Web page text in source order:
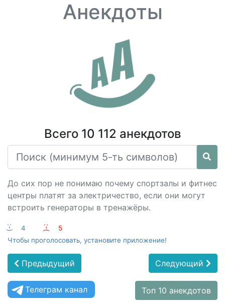
Анекдоты
Всего 10 112 анекдотов
До сих пор не понимаю почему спортзалы и фитнес
центры платят за электричество, если они могут
встроить генераторы в тренажёры.
:-) 4 :-(
5
Чтобы проголосовать, установите приложение!
Предыдущий Следующий
Телеграм канал Топ 10 анекдотов